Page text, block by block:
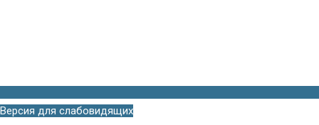
Версия для слабовидящих